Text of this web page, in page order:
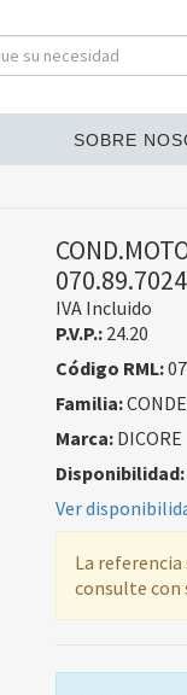
SOBRE
070.89.7024
IVA Incluido
P.V.P.: 24.20
Código RML:
Familia:
Marca:DICORE
Disponibilidad:
Ver
La
consulte con